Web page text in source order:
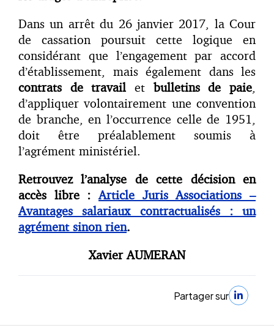
Dans un arrêt du 26 janvier 2017, la Cour
de cassation poursuit cette logique en
considérant que l’engagement par accord
d’établissement, mais également dans les
contrats de travail et bulletins de paie,
d’appliquer volontairement une convention
de branche, en l’occurrence celle de 1951,
doit être préalablement soumis à
l’agrément ministériel.
Retrouvez l’analyse de cette décision en
accès libre :Article Juris Associations –
Avantages salariaux contractualisés : un
agrément sinon rien.
Xavier AUMERAN
Partager sur